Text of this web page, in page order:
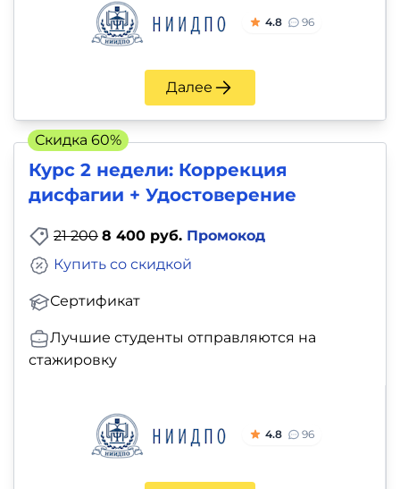
4.8 96
Далее
Курс 2 недели: Коррекция
дисфагии + Удостоверение
21 200 8 400 руб. Промокод
Сертификат
Купить со скидкой
Лучшие студенты отправляются на
стажировку
4.8 96
Скидка 60%